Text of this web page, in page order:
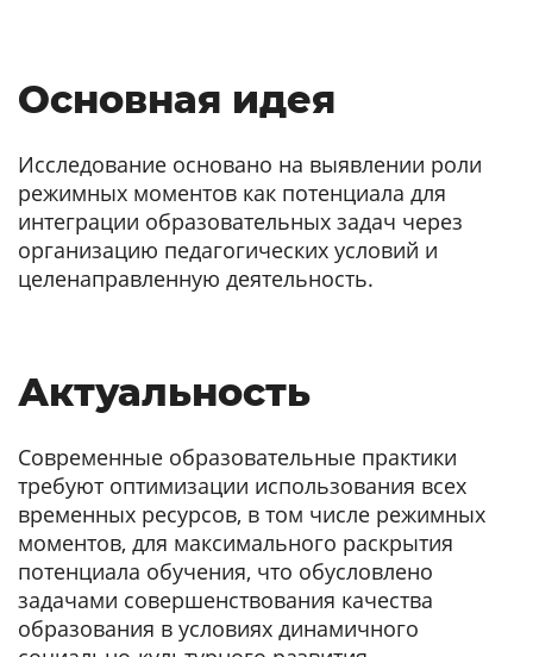
Основная идея
Исследование основано на выявлении роли
режимных моментов как потенциала для
интеграции образовательных задач через
организацию педагогических условий и
целенаправленную деятельность.
Актуальность
Современные образовательные практики
требуют оптимизации использования всех
временных ресурсов, в том числе режимных
моментов, для максимального раскрытия
потенциала обучения, что обусловлено
задачами совершенствования качества
образования в условиях динамичного